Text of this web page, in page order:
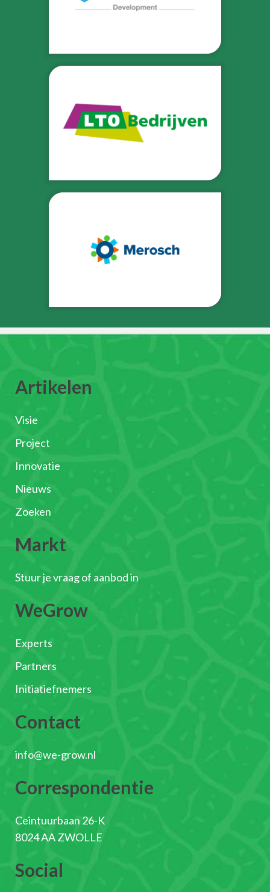
Artikelen
Visie
Project
Innovatie
Nieuws
Zoeken
Markt
Stuur je vraag of aanbod in
WeGrow
Experts
Partners
Initiatiefnemers
Contact
info@we-grow.nl
Correspondentie
Ceintuurbaan 26-K
8024 AA ZWOLLE
Social